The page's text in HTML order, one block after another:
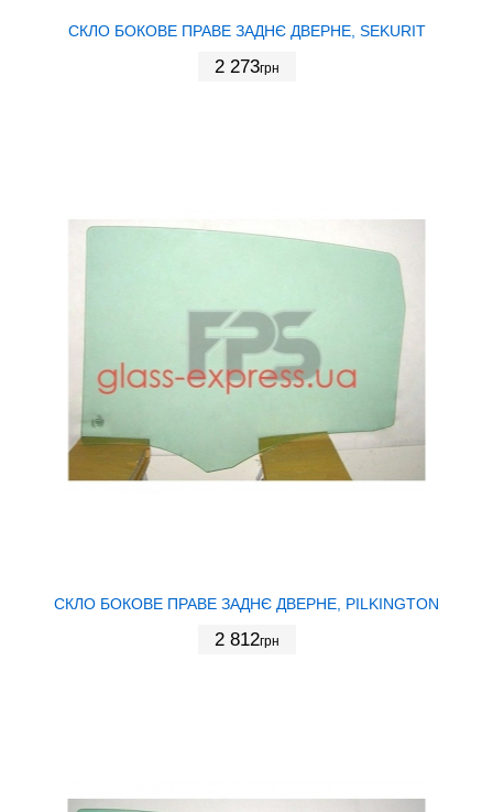
СКЛО БОКОВЕ ПРАВЕ ЗАДНЄ ДВЕРНЕ, SEKURIT
2 273грн
СКЛО БОКОВЕ ПРАВЕ ЗАДНЄ ДВЕРНЕ, PILKINGTON
2 812грн